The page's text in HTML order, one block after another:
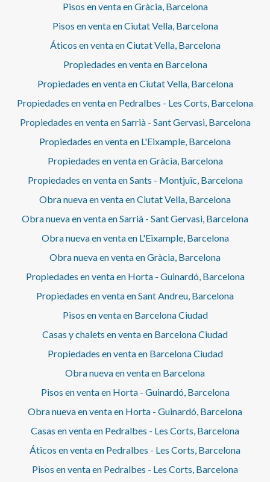
Pisos en venta en Gràcia, Barcelona
Pisos en venta en Ciutat Vella, Barcelona
Áticos en venta en Ciutat Vella, Barcelona
Propiedades en venta en Barcelona
Propiedades en venta en Ciutat Vella, Barcelona
Propiedades en venta en Pedralbes - Les Corts, Barcelona
Propiedades en venta en Sarrià - Sant Gervasi, Barcelona
Propiedades en venta en L'Eixample, Barcelona
Propiedades en venta en Gràcia, Barcelona
Propiedades en venta en Sants - Montjuïc, Barcelona
Obra nueva en venta en Ciutat Vella, Barcelona
Obra nueva en venta en Sarrià - Sant Gervasi, Barcelona
Obra nueva en venta en L'Eixample, Barcelona
Obra nueva en venta en Gràcia, Barcelona
Propiedades en venta en Horta - Guinardó, Barcelona
Propiedades en venta en Sant Andreu, Barcelona
Pisos en venta en Barcelona Ciudad
Casas y chalets en venta en Barcelona Ciudad
Propiedades en venta en Barcelona Ciudad
Obra nueva en venta en Barcelona
Pisos en venta en Horta - Guinardó, Barcelona
Obra nueva en venta en Horta - Guinardó, Barcelona
Casas en venta en Pedralbes - Les Corts, Barcelona
Áticos en venta en Pedralbes - Les Corts, Barcelona
Pisos en venta en Pedralbes - Les Corts, Barcelona